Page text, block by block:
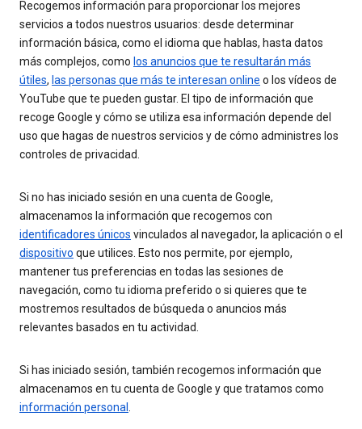
Recogemos información para proporcionar los mejores
servicios a todos nuestros usuarios: desde determinar
información básica, como el idioma que hablas, hasta datos
más complejos, como los anuncios que te resultarán más
útiles, las personas que más te interesan online o los vídeos de
YouTube que te pueden gustar. El tipo de información que
recoge Google y cómo se utiliza esa información depende del
uso que hagas de nuestros servicios y de cómo administres los
controles de privacidad.
Si no has iniciado sesión en una cuenta de Google,
almacenamos la información que recogemos con
identificadores únicos vinculados al navegador, la aplicación o el
dispositivo que utilices. Esto nos permite, por ejemplo,
mantener tus preferencias en todas las sesiones de
navegación, como tu idioma preferido o si quieres que te
mostremos resultados de búsqueda o anuncios más
relevantes basados en tu actividad.
Si has iniciado sesión, también recogemos información que
almacenamos en tu cuenta de Google y que tratamos como
información personal.